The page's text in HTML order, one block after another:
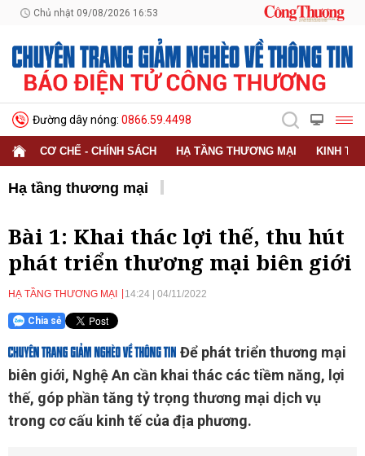
Chủ nhật 09/08/2026 16:53
Đường dây nóng: 0866.59.4498
CƠ CHẾ - CHÍNH SÁCH HẠ TẦNG THƯƠNG MẠI KINH TẾ
Hạ tầng thương mại
Bài 1: Khai thác lợi thế, thu hút
phát triển thương mại biên giới
HẠ TẦNG THƯƠNG MẠI 14:24 04/11/2022
Chia sẻ
Để phát triển thương mại
biên giới, Nghệ An cần khai thác các tiềm năng, lợi
thế, góp phần tăng tỷ trọng thương mại dịch vụ
trong cơ cấu kinh tế của địa phương.